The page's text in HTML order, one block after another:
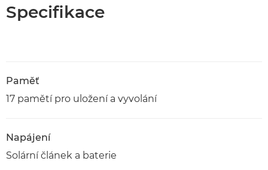
Specifikace
Paměť
17 pamětí pro uložení a vyvolání
Napájení
Solární článek a baterie